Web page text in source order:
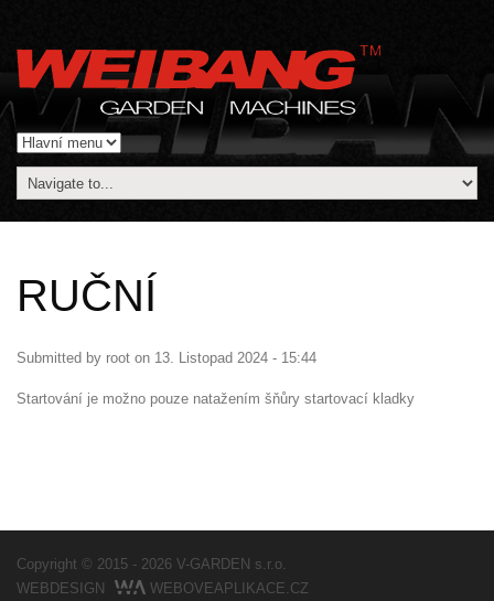
RUČNÍ
Submitted by root on 13. Listopad 2024 - 15:44
Startování je možno pouze natažením šňůry startovací kladky
Copyright © 2015 - 2026 V-GARDEN s.r.o.
WEBDESIGN
WEBOVEAPLIKACE.CZ